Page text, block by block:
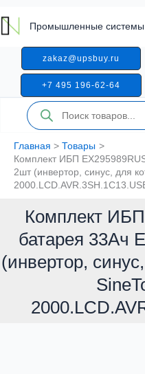
к
содержимому
Промышленные системы
zakaz@upsbuy.ru
+7 495 196-62-64
Поиск
товаров
Главная
Товары
Комплект ИБП
2шт (инвертор, синус, для
Комплект
батарея 33Aч
(инвертор,